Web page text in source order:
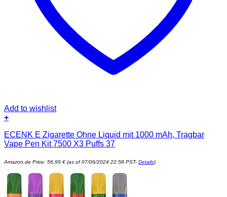
Add to wishlist
+
ECENK E Zigarette Ohne Liquid mit 1000 mAh, Tragbar
Vape Pen Kit 7500 X3 Puffs 37
Amazon.de Price: 56,99 € (as of 07/06/2024 22:58 PST- Details)